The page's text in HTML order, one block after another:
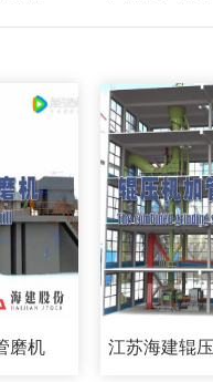
磨机 江苏海建辊